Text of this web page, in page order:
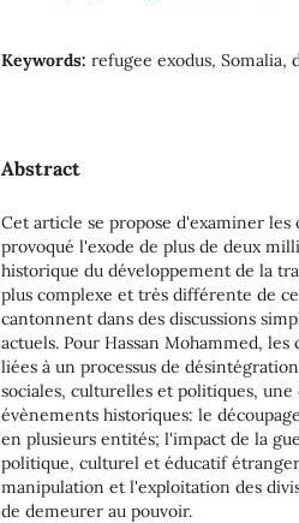
Keywords: refugee exodus, Somalia,
Abstract
Cet article se propose d'examiner les
provoqué l'exode de plus de deux
historique du développement de la
plus complexe et très différente de
cantonnent dans des discussions
actuels. Pour Hassan Mohammed,
liées à un processus de
sociales, culturelles et politiques,
évènements historiques: le
en plusieurs entités; l'impact de la
politique, culturel et éducatif
manipulation et l'exploitation des
de demeurer au pouvoir.